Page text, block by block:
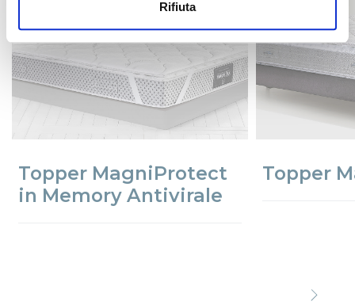
Rifiuta
Topper MagniProtect
in Memory Antivirale
Topper